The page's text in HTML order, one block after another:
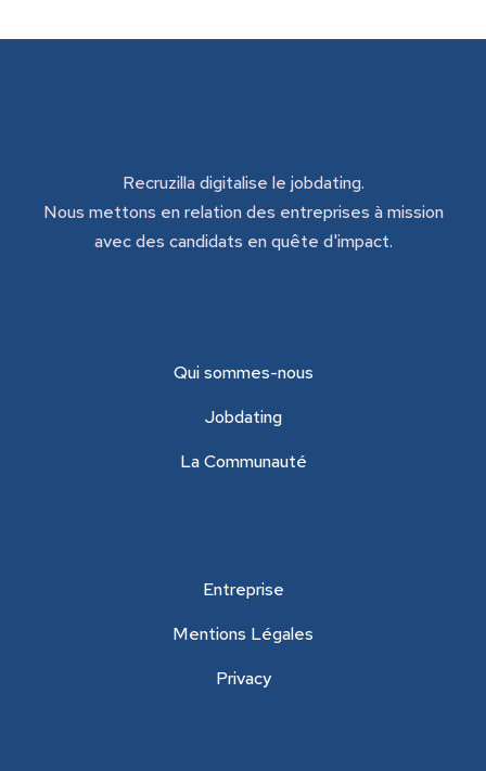
Recruzilla digitalise le jobdating.
Nous mettons en relation des entreprises à mission
avec des candidats en quête d'impact.
Qui sommes-nous
Jobdating
La Communauté
Entreprise
Mentions Légales
Privacy